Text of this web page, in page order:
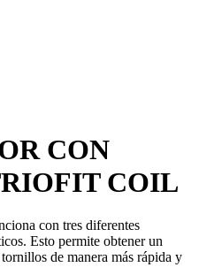
CON
COIL
con tres diferentes
Esto permite obtener un
de manera más rápida y